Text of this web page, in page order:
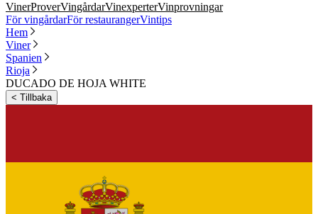
VinerProverVingårdarVinexperterVinprovningar
För vingårdarFör restaurangerVintips
Hem
Viner
Spanien
Rioja
DUCADO DE HOJA WHITE
< Tillbaka